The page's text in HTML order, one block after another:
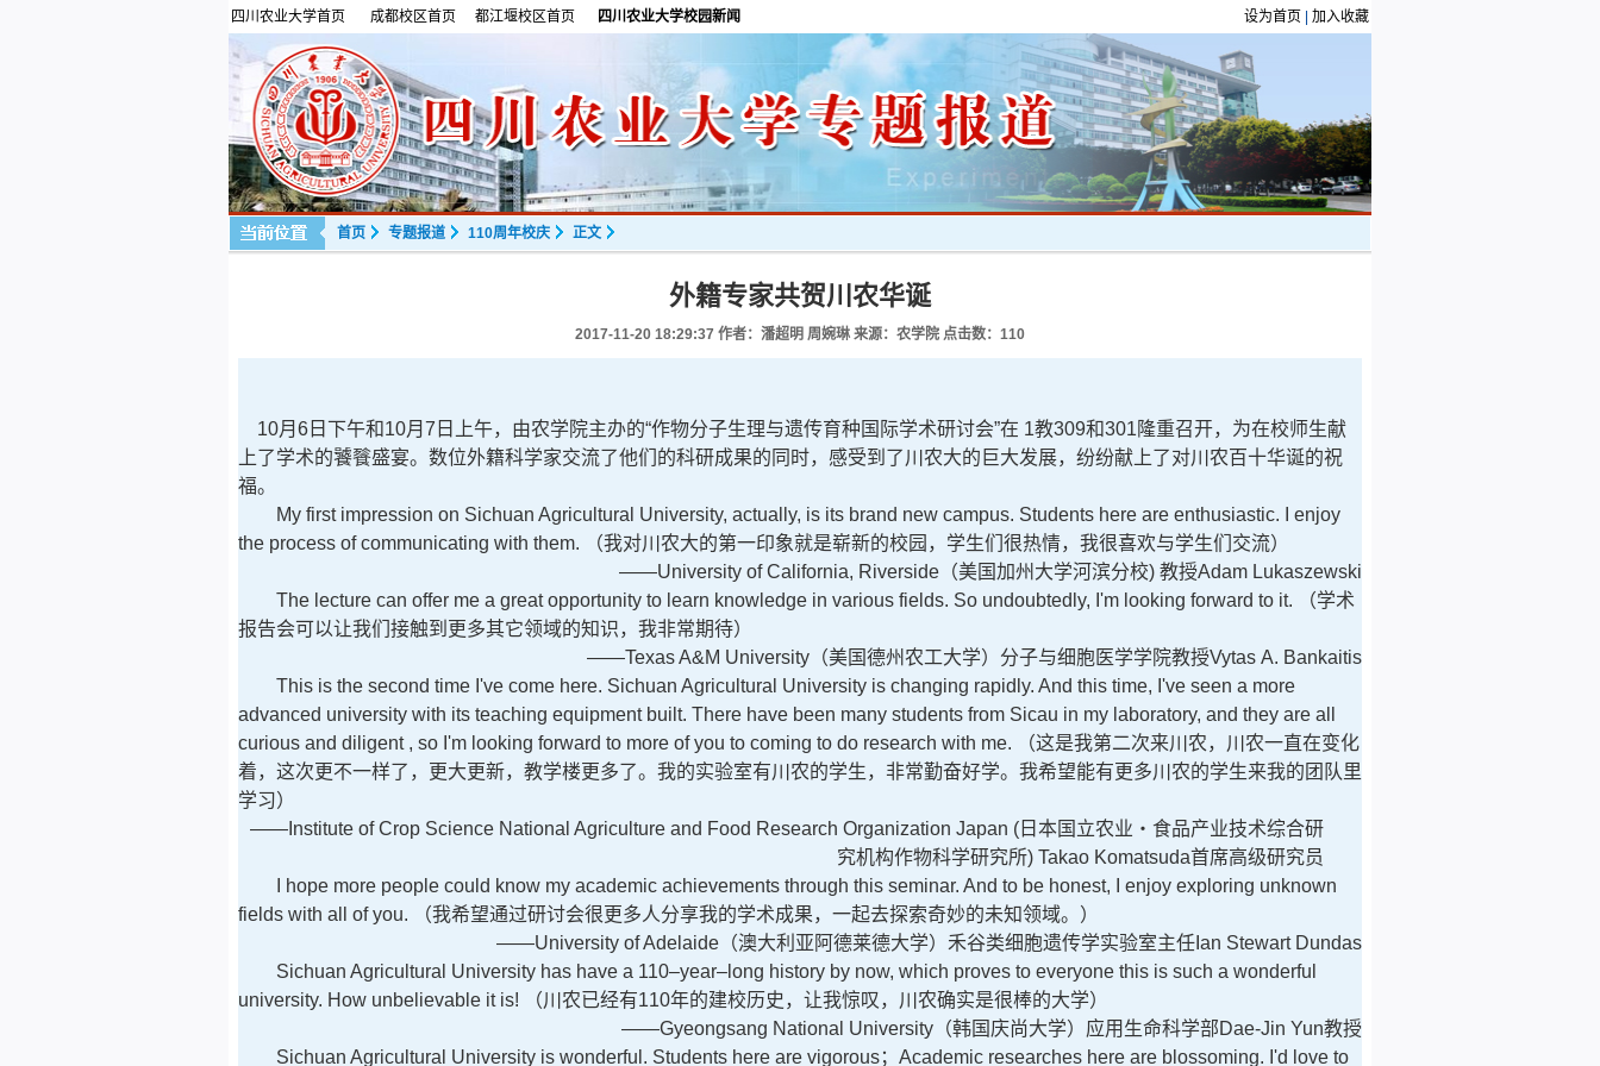
四川农业大学首页 成都校区首页 都江堰校区首页 四川农业大学校园新闻 设为首页 加入收藏
首页 专题报道 110周年校庆 正文
外籍专家共贺川农华诞
2017-11-20 18:29:37 作者：潘超明 周婉琳 来源：农学院 点击数： 110
10月 6 日下午和10月 7 日上午，由农学院主办的“作物分子生理与遗传育种国际学术研讨会”在 1教309和301 隆重召开，为在校师生献
上了学术的饕餮盛宴。 数位外籍科学家交流了他们的科研成果的同时，感受到了川农大的巨大发展，纷纷献上了对川农百十华诞的祝
福。
My first impression on Sichuan Agricultural University, actually, is its brand new campus. Students here are enthusiastic. I enjoy
the process of communicating with them. （我对川农大的第一印象就是崭新的校园，学生们很热情，我很喜欢与学生们交流）
——University of California, Riverside （美国加州大学河滨分校) 教授Adam Lukaszewski
The lecture can offer me a great opportunity to learn knowledge in various fields. So undoubtedly, I'm looking forward to it. （学术
报告会可以让我们接触到更多其它领域的知识，我非常期待）
——Texas A&M University （美国德州农工大学）分子与细胞医学学院教授Vytas A. Bankaitis
This is the second time I've come here. Sichuan Agricultural University is changing rapidly. And this time, I've seen a more
advanced university with its teaching equipment built. There have been many students from Sicau in my laboratory, and they are all
curious and diligent , so I'm looking forward to more of you to coming to do research with me. （这是我第二次来川农，川农一直在变化
着，这次更不一样了，更大更新，教学楼更多了。我的实验室有川农的学生，非常勤奋好学。我希望能有更多川农的学生来我的团队里
学习）
——Institute of Crop Science National Agriculture and Food Research Organization Japan ( 日本国立农业 ・ 食品产业技术综合研
究机构作物科学研究所) Takao Komatsuda首席高级研究员
I hope more people could know my academic achievements through this seminar. And to be honest, I enjoy exploring unknown
fields with all of you. （我希望通过研讨会很更多人分享我的学术成果，一起去探索奇妙的未知领域。）
——University of Adelaide （澳大利亚阿德莱德大学）禾谷类细胞遗传学实验室主任 Ian Stewart Dundas
Sichuan Agricultural University has have a 110–year–long history by now, which proves to everyone this is such a wonderful
university. How unbelievable it is! （川农已经有110年的建校历史，让我惊叹，川农确实是很棒的大学）
——Gyeongsang National University （韩国庆尚大学）应用生命科学部Dae-Jin Yun教授
Sichuan Agricultural University is wonderful. Students here are vigorous； Academic researches here are blossoming. I'd love to